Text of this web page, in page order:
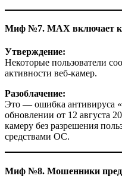
Миф №7. MAX включает
Утверждение:
Некоторые пользователи
активности веб-камер.
Разоблачение:
Это — ошибка антивируса
обновлении от 12 августа
камеру без разрешения
средствами ОС.
Миф №8. Мошенники